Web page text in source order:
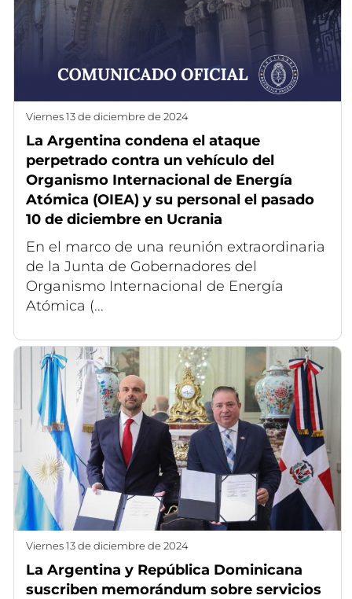
viernes 13 de diciembre de 2024
La Argentina condena el ataque
perpetrado contra un vehículo del
Organismo Internacional de Energía
Atómica (OIEA) y su personal el pasado
10 de diciembre en Ucrania
En el marco de una reunión extraordinaria
de la Junta de Gobernadores del
Organismo Internacional de Energía
Atómica (...
viernes 13 de diciembre de 2024
La Argentina y República Dominicana
suscriben memorándum sobre servicios